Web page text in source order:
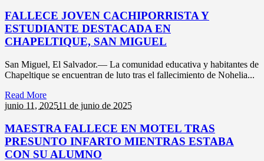
FALLECE JOVEN CACHIPORRISTA Y
ESTUDIANTE DESTACADA EN
CHAPELTIQUE, SAN MIGUEL
San Miguel, El Salvador.— La comunidad educativa y habitantes de
Chapeltique se encuentran de luto tras el fallecimiento de Nohelia...
Read More
junio 11, 202511 de junio de 2025
MAESTRA FALLECE EN MOTEL TRAS
PRESUNTO INFARTO MIENTRAS ESTABA
CON SU ALUMNO